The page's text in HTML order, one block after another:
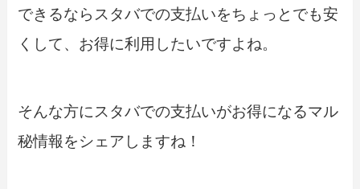
できるならスタバでの支払いをちょっとでも安
くして、お得に利用したいですよね。
そんな方にスタバでの支払いがお得になるマル
秘情報をシェアしますね！